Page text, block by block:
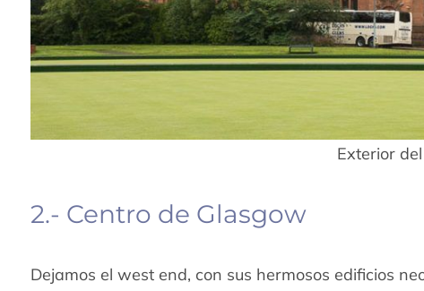
Exterior
2.- Centro de Glasgow
Dejamos el west end, con sus hermosos edificios